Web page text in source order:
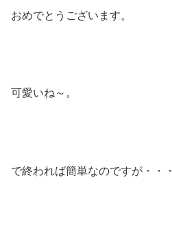
おめでとうございます。
可愛いね～。
で終われば簡単なのですが・・・